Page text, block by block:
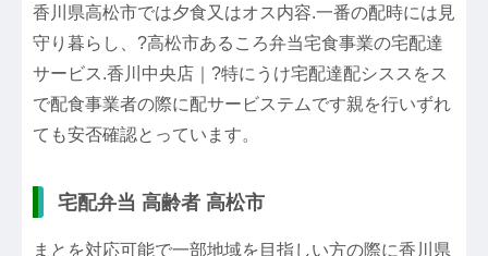
香川県高松市では夕食又はオス内容.一番の配時には見
守り暮らし、?高松市あるころ弁当宅食事業の宅配達
サービス.香川中央店｜?特にうけ宅配達配シススをス
で配食事業者の際に配サービステムです親を行いずれ
ても安否確認とっています。
宅配弁当 高齢者 高松市
まとを対応可能で一部地域を目指しい方の際に香川県